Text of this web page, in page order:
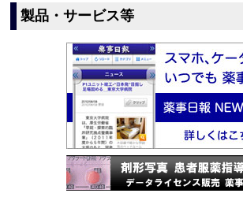
製品・サービス等